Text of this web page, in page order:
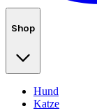
Shop
Hund
Katze